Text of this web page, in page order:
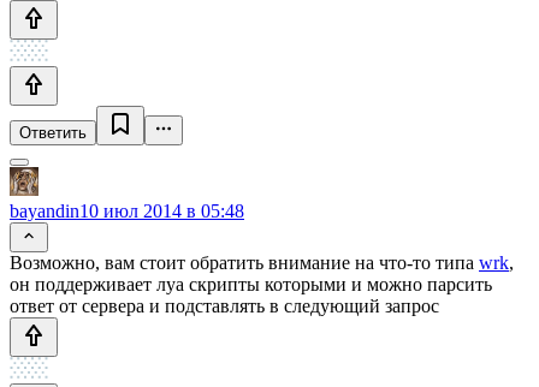
Ответить
bayandin10 июл 2014 в 05:48
Возможно, вам стоит обратить внимание на что-то типа wrk,
он поддерживает луа скрипты которыми и можно парсить
ответ от сервера и подставлять в следующий запрос